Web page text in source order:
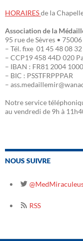
HORAIRESde la
Association de la
95 rue de Sèvres • 75006
– Tél. fixe 01 45 48 08
– CCP19 458 44D 020
– IBAN : FR81 2004
– BIC : PSSTFRPPPAR
–
Notre service
au vendredi de 9h à
NOUS SUIVRE
RSS